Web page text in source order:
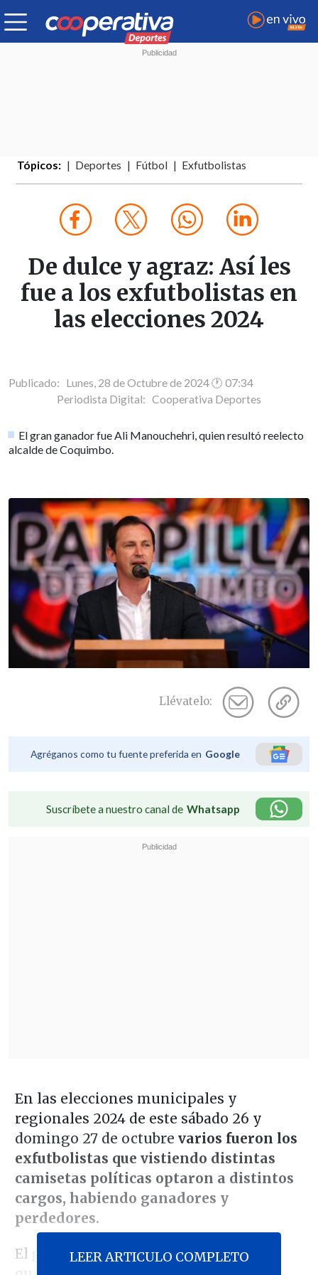
Tópicos: Deportes Fútbol Exfutbolistas
De dulce y agraz: Así les
fue a los exfutbolistas en
las elecciones 2024
Publicado: Lunes, 28 de Octubre de 2024 🕐 07:34
Periodista Digital: Cooperativa Deportes
El gran ganador fue Ali Manouchehri, quien resultó reelecto
alcalde de Coquimbo.
Llévatelo:
Agréganos como tu fuente preferida en Google
Suscríbete a nuestro canal de Whatsapp
En las elecciones municipales y
regionales 2024 de este sábado 26 y
domingo 27 de octubre varios fueron los
exfutbolistas que vistiendo distintas
camisetas políticas optaron a distintos
cargos, habiendo ganadores y
perdedores.
El gran triunfador de la jornada entre
LEER ARTICULO COMPLETO